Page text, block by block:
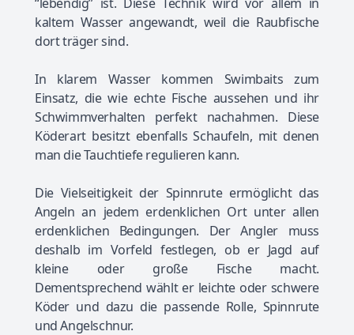
kaltem Wasser angewandt, weil die Raubfische
dort träger sind.
In klarem Wasser kommen Swimbaits zum
Einsatz, die wie echte Fische aussehen und ihr
Schwimmverhalten perfekt nachahmen. Diese
Köderart besitzt ebenfalls Schaufeln, mit denen
man die Tauchtiefe regulieren kann.
Die Vielseitigkeit der Spinnrute ermöglicht das
Angeln an jedem erdenklichen Ort unter allen
erdenklichen Bedingungen. Der Angler muss
deshalb im Vorfeld festlegen, ob er Jagd auf
kleine oder große Fische macht.
Dementsprechend wählt er leichte oder schwere
Köder und dazu die passende Rolle, Spinnrute
und Angelschnur.